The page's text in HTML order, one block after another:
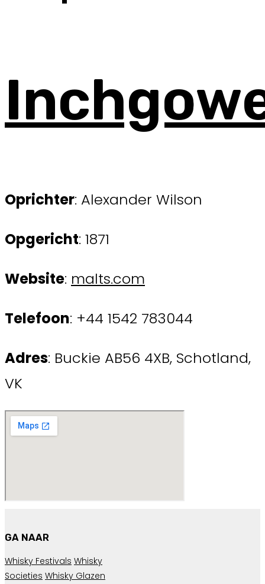
Oprichter: Alexander Wilson
Opgericht: 1871
Website: malts.com
Telefoon: +44 1542 783044
Adres: Buckie AB56 4XB, Schotland,
VK
GA NAAR
Whisky Festivals Whisky
Societies Whisky Glazen